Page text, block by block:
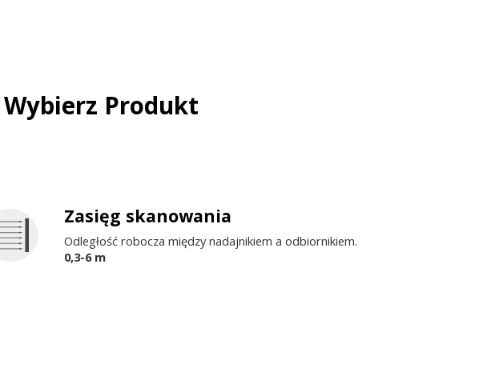
Produkt
Zasięg skanowania
Odległość robocza między nadajnikiem a odbiornikiem.
0,3-6 m